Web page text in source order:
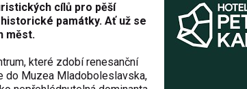
cílů pro pěší
památky. Ať už se
měst.
které zdobí renesanční
do Muzea Mladoboleslavska,